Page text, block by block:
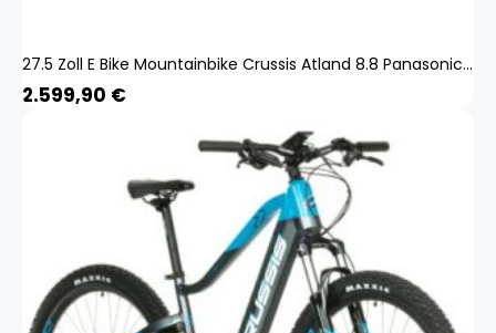
27.5 Zoll E Bike Mountainbike Crussis Atland 8.8 Panasonic 720Wh SRAM 12 Gang
2.599,90 €